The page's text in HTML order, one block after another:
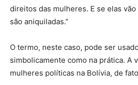
direitos das mulheres. E se elas
são aniquiladas.”
O termo, neste caso, pode ser
simbolicamente como na prática. A
mulheres políticas na Bolívia, de